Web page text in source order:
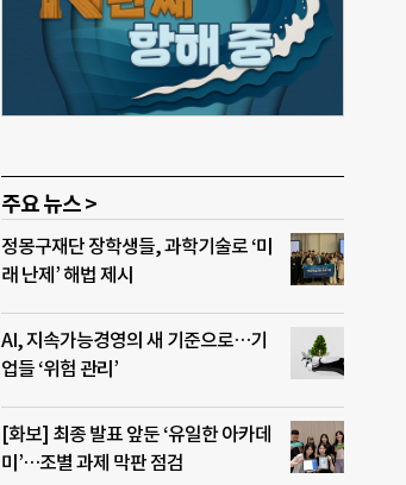
주요 뉴스 >
정몽구재단 장학생들, 과학기술로 ‘미
래 난제’ 해법 제시
AI, 지속가능경영의 새 기준으로…기
업들 ‘위험 관리’
[화보] 최종 발표 앞둔 ‘유일한 아카데
미’…조별 과제 막판 점검